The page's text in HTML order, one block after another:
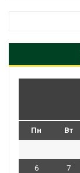
Пн Вт
6 7